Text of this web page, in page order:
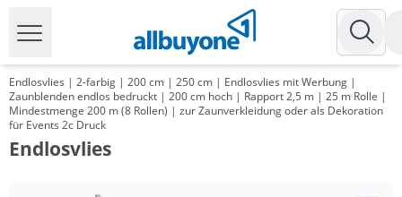
Endlosvlies | 2-farbig | 200 cm | 250 cm | Endlosvlies mit Werbung |
Zaunblenden endlos bedruckt | 200 cm hoch | Rapport 2,5 m | 25 m Rolle |
Mindestmenge 200 m (8 Rollen) | zur Zaunverkleidung oder als Dekoration
für Events 2c Druck
Endlosvlies